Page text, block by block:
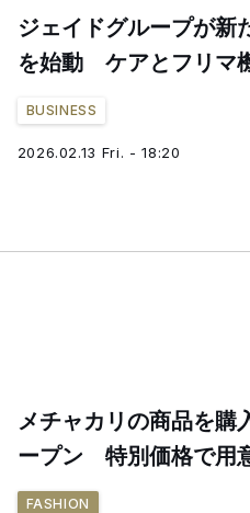
ジェイドグループが新
を始動 ケアとフリマ
BUSINESS
2026.02.13 Fri. - 18:20
メチャカリの商品を購
ープン 特別価格で用
FASHION